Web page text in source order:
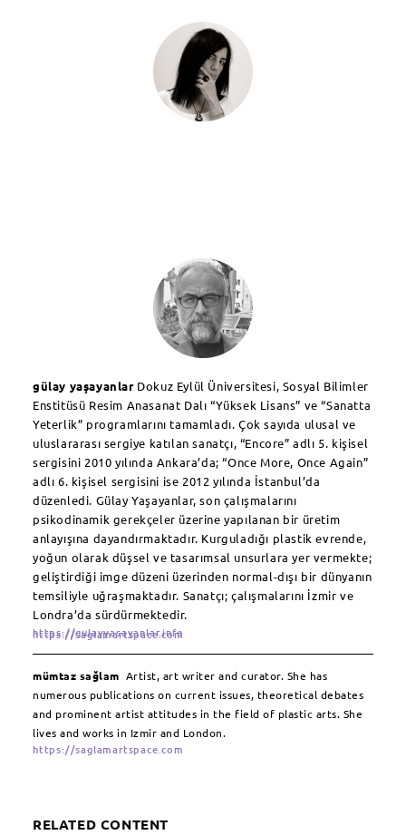
gülay yaşayanlarDokuz Eylül Üniversitesi, Sosyal Bilimler
Enstitüsü Resim Anasanat Dalı “Yüksek Lisans” ve “Sanatta
Yeterlik” programlarını tamamladı. Çok sayıda ulusal ve
uluslararası sergiye katılan sanatçı, “Encore” adlı 5. kişisel
sergisini 2010 yılında Ankara’da; “Once More, Once Again”
adlı 6. kişisel sergisini ise 2012 yılında İstanbul’da
düzenledi. Gülay Yaşayanlar, son çalışmalarını
psikodinamik gerekçeler üzerine yapılanan bir üretim
anlayışına dayandırmaktadır. Kurguladığı plastik evrende,
yoğun olarak düşsel ve tasarımsal unsurlara yer vermekte;
geliştirdiği imge düzeni üzerinden normal-dışı bir dünyanın
temsiliyle uğraşmaktadır. Sanatçı; çalışmalarını İzmir ve
Londra’da sürdürmektedir.
https://gulayyasayanlar.info
https://saglamartspace.com
mümtaz sağlam Artist, art writer and curator. She has
numerous publications on current issues, theoretical debates
and prominent artist attitudes in the field of plastic arts. She
lives and works in Izmir and London.
https://saglamartspace.com
RELATED CONTENT